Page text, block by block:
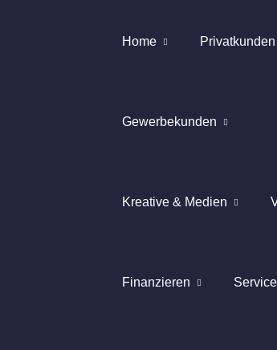
Home Privatkunden
Gewerbekunden
Kreative & Medien
Finanzieren Service